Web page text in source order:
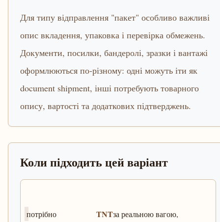
Для типу відправлення "пакет" особливо важливі
опис вкладення, упаковка і перевірка обмежень.
Документи, посилки, бандеролі, зразки і вантажі
оформлюються по-різному: одні можуть іти як
document shipment, інші потребують товарного
опису, вартості та додаткових підтверджень.
Коли підходить цей варіант
потрібно
TNTза реальною вагою,